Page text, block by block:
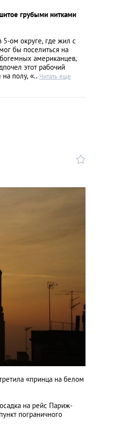
грубыми нитками
ом округе, где жил с
бы поселиться на
американцев,
этот рабочий
на полу, «.. Читать еще
«принца на белом
на рейс Париж-
пограничного
Vera Lazareva
52058